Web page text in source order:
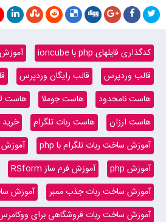
کدگذاری فایلهای php با ioncube
قالب وردپرس
قالب رایگان وردپرس
هاست نامحدود
هاست جوملا هاست
هاست ارزان
هاست ربات تلگرام
خرید
آموزش ساخت ربات تلگرام با php
آموزش
آموزش php
آموزش فرم ساز RSform
آموزش ساخت ربات جذب ممبر
آموزش
آموزش ساخت ربات فروشگاهی برای